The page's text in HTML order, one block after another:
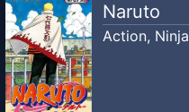
Naruto
Action, Ninja